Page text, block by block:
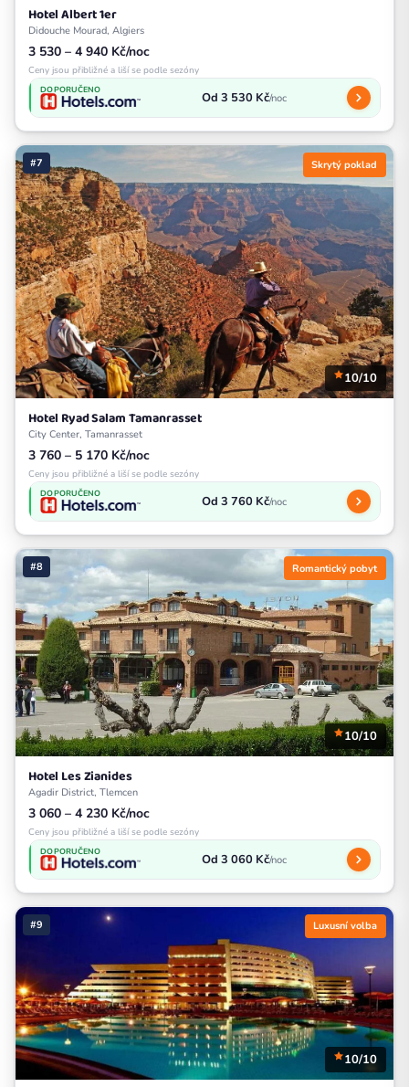
Hotel Albert 1er
Didouche Mourad, Algiers
3 530 – 4 940 Kč/noc
Ceny jsou přibližné a liší se podle sezóny
DOPORUČENO Od 3 530 Kč/noc
#7 Skrytý poklad
10/10
Hotel Ryad Salam Tamanrasset
City Center, Tamanrasset
3 760 – 5 170 Kč/noc
Ceny jsou přibližné a liší se podle sezóny
DOPORUČENO Od 3 760 Kč/noc
#8 Romantický pobyt
10/10
Hotel Les Zianides
Agadir District, Tlemcen
3 060 – 4 230 Kč/noc
Ceny jsou přibližné a liší se podle sezóny
DOPORUČENO Od 3 060 Kč/noc
#9 Luxusní volba
10/10